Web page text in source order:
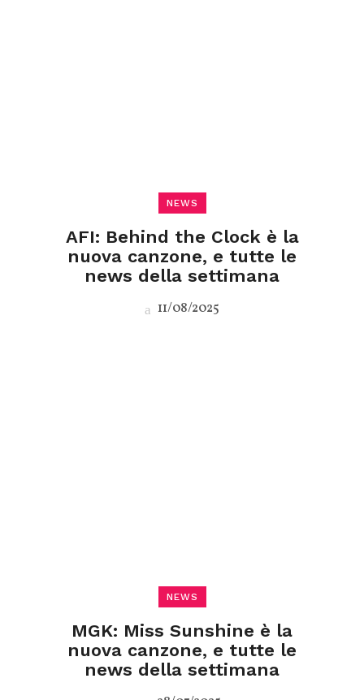
NEWS
AFI: Behind the Clock è la
nuova canzone, e tutte le
news della settimana
11/08/2025
NEWS
MGK: Miss Sunshine è la
nuova canzone, e tutte le
news della settimana